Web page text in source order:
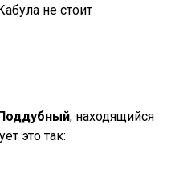
не стоит
, находящийся
это так: